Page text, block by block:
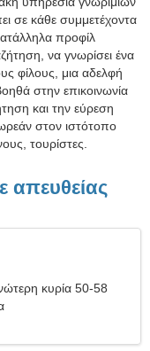
σε κάθε συμμετέχοντα
προφίλ
να γνωρίσει ένα
φίλους, μια αδελφή
στην επικοινωνία
και την εύρεση
στον ιστότοπο
τουρίστες.
απευθείας
κυρία 50-58